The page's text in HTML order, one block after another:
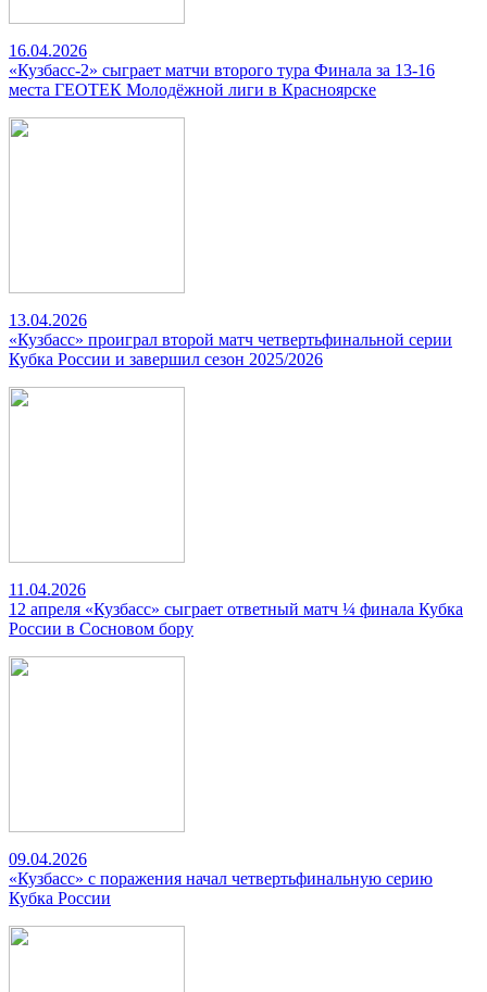
16.04.2026
«Кузбасс-2» сыграет матчи второго тура Финала за 13-16
места ГЕОТЕК Молодёжной лиги в Красноярске
13.04.2026
«Кузбасс» проиграл второй матч четвертьфинальной серии
Кубка России и завершил сезон 2025/2026
11.04.2026
12 апреля «Кузбасс» сыграет ответный матч ¼ финала Кубка
России в Сосновом бору
09.04.2026
«Кузбасс» с поражения начал четвертьфинальную серию
Кубка России